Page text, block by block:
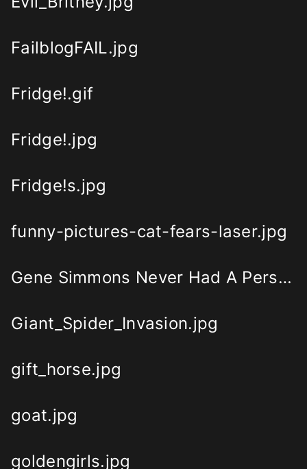
FailblogFAIL.jpg
Fridge!.gif
Fridge!.jpg
Fridge!s.jpg
funny-pictures-cat-fears-laser.jpg
Gene Simmons Never Had A Personal Computer When He Was A Kid.png
Giant_Spider_Invasion.jpg
gift_horse.jpg
goat.jpg
goldengirls.jpg